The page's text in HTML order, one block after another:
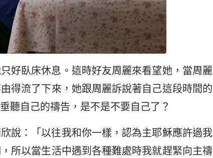
好臥床休息。這時好友周麗來看望她，當周麗
得流了下來，她跟周麗訴說著自己這段時間的
聽自己的禱告，是不是不要自己了？
說：「以往我和你一樣，認為主耶穌應許過我
所以當生活中遇到各種難處時我就趕緊向主禱